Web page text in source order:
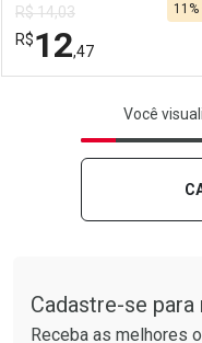
Comprar sem Desconto
Por R$ 11,69/cada
Comprar sem
Por R$ 11,69/cada
R$ 14,03
R$12,47
11%
Laboratório
Por Menos
Você
Cadastre-se
Receba as melhores